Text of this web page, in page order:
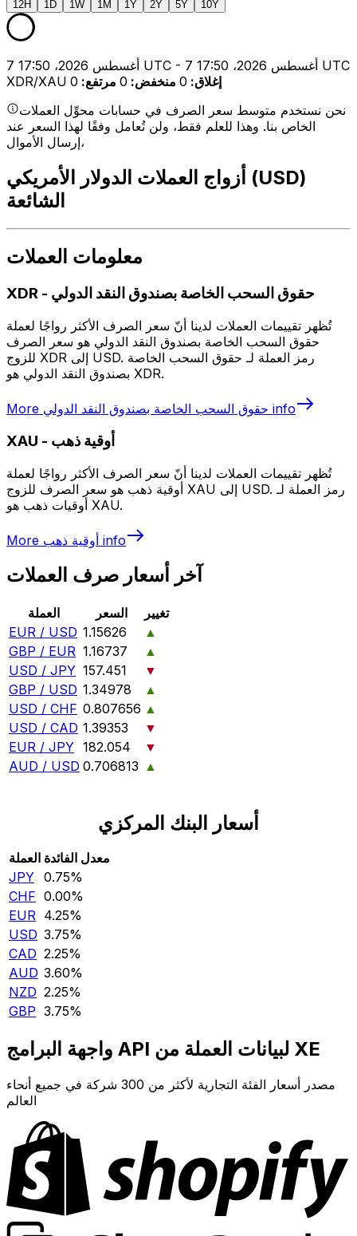
12H 1D 1W 1M 1Y 2Y 5Y 10Y
7 أغسطس 2026، 17:50 UTC - 7 أغسطس 2026، 17:50 UTC
XDR/XAU
إغلاق:
0 منخفض:
0 مرتفع:
0
نحن نستخدم متوسط سعر الصرف في حسابات محوِّل العملات
الخاص بنا. وهذا للعلم فقط، ولن تُعامل وفقًا لهذا السعر عند
إرسال الأموال،
أزواج العملات الدولار الأمريكي (USD)
الشائعة
معلومات العملات
XDR - حقوق السحب الخاصة بصندوق النقد الدولي
تُظهر تقييمات العملات لدينا أنّ سعر الصرف الأكثر رواجًا لعملة
حقوق السحب الخاصة بصندوق النقد الدولي هو سعر الصرف
للزوج XDR إلى USD. رمز العملة لـ حقوق السحب الخاصة
بصندوق النقد الدولي هو XDR.
More حقوق السحب الخاصة بصندوق النقد الدولي info
XAU - أوقية ذهب
تُظهر تقييمات العملات لدينا أنّ سعر الصرف الأكثر رواجًا لعملة
أوقية ذهب هو سعر الصرف للزوج XAU إلى USD. رمز العملة لـ
أوقيات ذهب هو XAU.
More أوقية ذهب info
آخر أسعار صرف العملات
العملة السعر
تغيير
EUR / USD 1.15626
▲
GBP / EUR 1.16737
▲
USD / JPY 157.451
▼
GBP / USD 1.34978
▲
USD / CHF 0.807656 ▲
USD / CAD 1.39353
▼
EUR / JPY 182.054
▼
AUD / USD 0.706813 ▲
أسعار البنك المركزي
العملة معدل الفائدة
JPY 0.75‎%‎
CHF 0.00‎%‎
EUR 4.25‎%‎
USD 3.75‎%‎
CAD 2.25‎%‎
AUD 3.60‎%‎
NZD 2.25‎%‎
GBP 3.75‎%‎
واجهة البرامج API لبيانات العملة من XE
مصدر أسعار الفئة التجارية لأكثر من 300 شركة في جميع أنحاء
العالم